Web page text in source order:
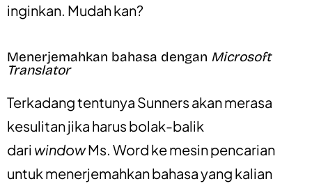
inginkan. Mudah kan?
Menerjemahkan bahasa dengan Microsoft
Translator
Terkadang tentunya Sunners akan merasa
kesulitan jika harus bolak-balik
dari windowMs. Word ke mesin pencarian
untuk menerjemahkan bahasa yang kalian